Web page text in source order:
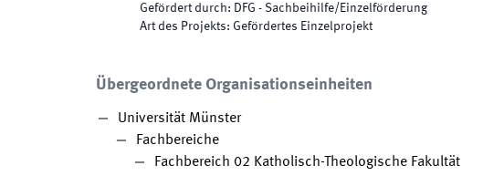
Gefördert durch: DFG - Sachbeihilfe/Einzelförderung
Art des Projekts: Gefördertes Einzelprojekt
Übergeordnete Organisationseinheiten
Universität Münster
Fachbereiche
Fachbereich 02 Katholisch-Theologische Fakultät